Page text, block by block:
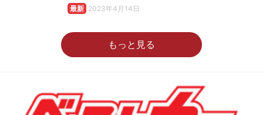
最新 2023年4月14日
もっと見る